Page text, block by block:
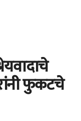
फुकटचे